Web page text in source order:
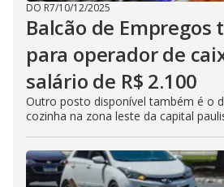
DO R7/10/12/2025
Balcão de Empregos
para operador de
salário de R$ 2.100
Outro posto disponível também é o
cozinha na zona leste da capital